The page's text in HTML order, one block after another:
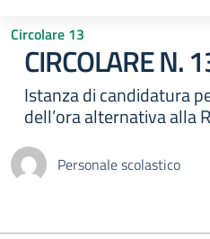
Circolare 13
CIRCOLARE N.
Istanza di candidatura
dell’ora alternativa alla
Personale scolastico